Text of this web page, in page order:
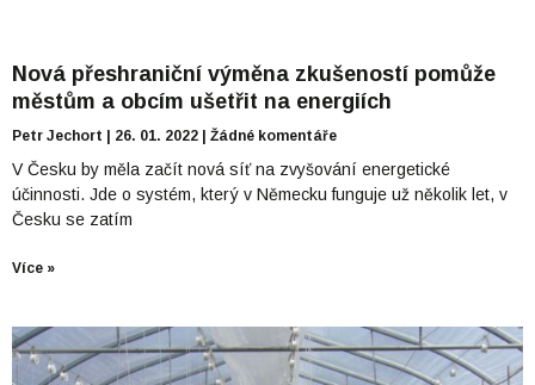
Nová přeshraniční výměna zkušeností pomůže
městům a obcím ušetřit na energiích
Petr Jechort 26. 01. 2022 Žádné komentáře
V Česku by měla začít nová síť na zvyšování energetické
účinnosti. Jde o systém, který v Německu funguje už několik let, v
Česku se zatím
Více »